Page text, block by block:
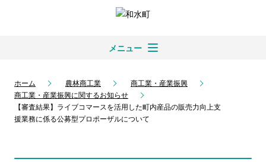
メニュー
ホーム 農林商工業
商工業・産業振興
商工業・産業振興に関するお知らせ
【審査結果】ライブコマースを活用した町内産品の販売力向上支
援業務に係る公募型プロポーザルについて